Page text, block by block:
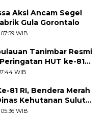
Aksi Ancam Segel
Gula Gorontalo
WIB
Tanimbar Resmi
HUT ke-81
Diajak Perkuat
WIB
81 RI, Bendera Merah
Kehutanan Sulut
WIB